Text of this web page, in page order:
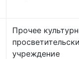
Прочее
учреждение